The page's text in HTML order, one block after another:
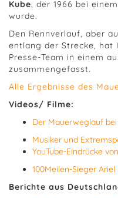
Kube, der 1966 bei
wurde.
Den Rennverlauf, aber
entlang der Strecke, hat
Presse-Team in einem
zusammengefasst.
Alle Ergebnisse des
Videos/ Filme:
Der Mauerweglauf
Musiker und
YouTube-Eindrücke
100Meilen-Sieger
Berichte aus